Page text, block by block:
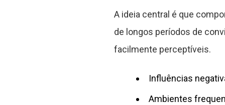
A ideia central é que
de longos períodos de
facilmente perceptíveis.
Influências
Ambientes